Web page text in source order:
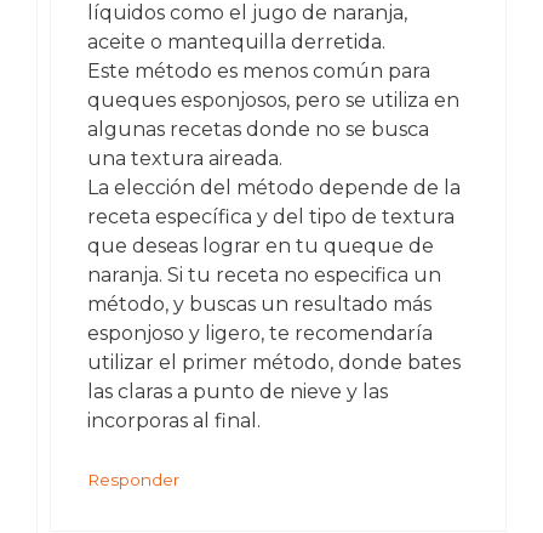
líquidos como el jugo de naranja,
aceite o mantequilla derretida.
Este método es menos común para
queques esponjosos, pero se utiliza en
algunas recetas donde no se busca
una textura aireada.
La elección del método depende de la
receta específica y del tipo de textura
que deseas lograr en tu queque de
naranja. Si tu receta no especifica un
método, y buscas un resultado más
esponjoso y ligero, te recomendaría
utilizar el primer método, donde bates
las claras a punto de nieve y las
incorporas al final.
Responder